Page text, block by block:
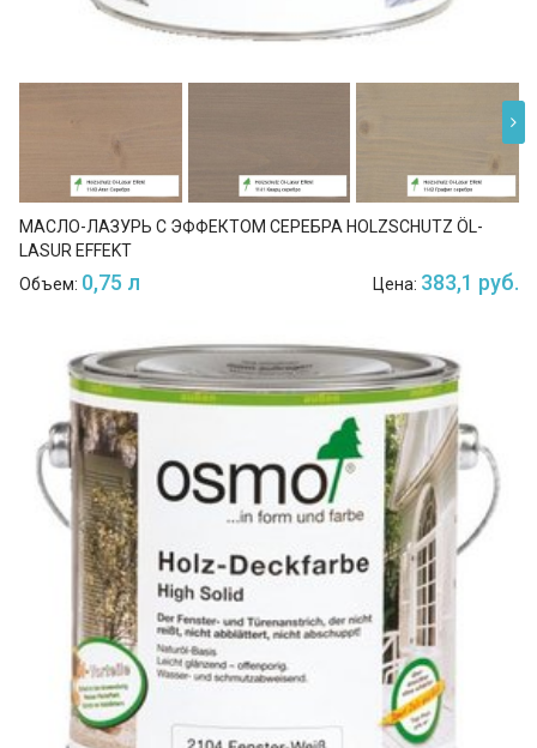
МАСЛО-ЛАЗУРЬ С ЭФФЕКТОМ СЕРЕБРА HOLZSCHUTZ ÖL-
LASUR EFFEKT
Объем: 0,75 л Цена: 383,1 руб.